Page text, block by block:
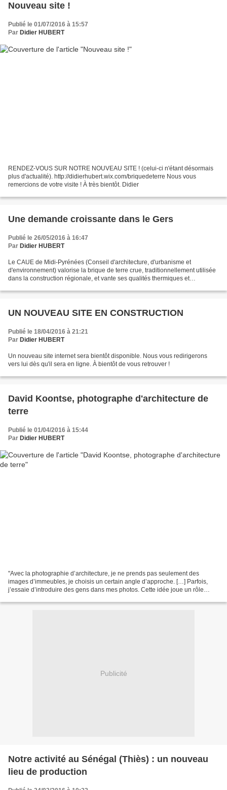
Nouveau site !
Publié le 01/07/2016 à 15:57
Par Didier HUBERT
RENDEZ-VOUS SUR NOTRE NOUVEAU SITE ! (celui-ci n'étant désormais
plus d'actualité). http://didierhubert.wix.com/briquedeterre Nous vous
remercions de votre visite ! À très bientôt. Didier
Une demande croissante dans le Gers
Publié le 26/05/2016 à 16:47
Par Didier HUBERT
Le CAUE de Midi-Pyrénées (Conseil d'architecture, d'urbanisme et
d'environnement) valorise la brique de terre crue, traditionnellement utilisée
dans la construction régionale, et vante ses qualités thermiques et
UN NOUVEAU SITE EN CONSTRUCTION
Publié le 18/04/2016 à 21:21
Par Didier HUBERT
Un nouveau site internet sera bientôt disponible. Nous vous redirigerons
vers lui dès qu'il sera en ligne. À bientôt de vous retrouver !
David Koontse, photographe d'architecture de
terre
Publié le 01/04/2016 à 15:44
Par Didier HUBERT
"Avec la photographie d’architecture, je ne prends pas seulement des
images d’immeubles, je choisis un certain angle d’approche. […] Parfois,
j’essaie d’introduire des gens dans mes photos. Cette idée joue un rôle
Publicité
Notre activité au Sénégal (Thiès) : un nouveau
lieu de production